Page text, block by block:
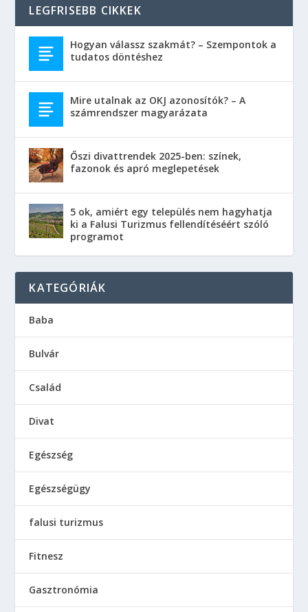
LEGFRISEBB CIKKEK
Hogyan válassz szakmát? – Szempontok a
tudatos döntéshez
Mire utalnak az OKJ azonosítók? – A
számrendszer magyarázata
Őszi divattrendek 2025-ben: színek,
fazonok és apró meglepetések
5 ok, amiért egy település nem hagyhatja
ki a Falusi Turizmus fellendítéséért szóló
programot
KATEGÓRIÁK
Baba
Bulvár
Család
Divat
Egészség
Egészségügy
falusi turizmus
Fitnesz
Gasztronómia